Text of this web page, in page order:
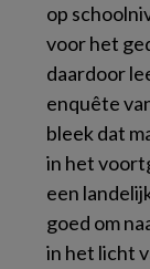
op
voor het
daardoor
enquête
bleek dat
in het
een
goed om
in het licht